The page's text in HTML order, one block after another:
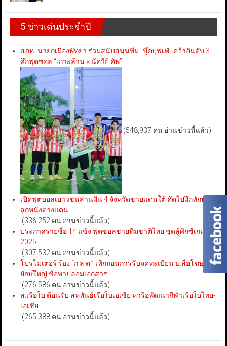
5 ข่าวเด่นประจำปี
สภท.-นายกเมืองพัทยา ร่วมสนับสนุนทีม “บุ๊คบุฟเฟ่” คว้าอันดับ 3
ศึกฟุตซอล “เกาะล้าน × นัควีย์ คัพ”
(548,937 คน อ่านข่าวนี้แล้ว)
เปิดฟุตบอลเยาวชนสานฝัน 4 จังหวัดชายแดนใต้ คัดไปฝึกทักษะ
ลูกหนังต่างแดน
(336,252 คน อ่านข่าวนี้แล้ว)
ประกาศรายชื่อ 14 แข้ง ฟุตซอลชายทีมชาติไทย ชุดสู้ศึกซีเกมส์
2025
(307,532 คน อ่านข่าวนี้แล้ว)
โปรโมเตอร์ ร้อง “ก.ล.ต.” เพิกถอนการรับจดทะเบียน บ.สื่อโฆษณา
ยักษ์ใหญ่ ข้อหาปลอมเอกสาร
(276,586 คน อ่านข่าวนี้แล้ว)
ส.เรือใบ ต้อนรับ สหพันธ์เรือใบเอเชีย หารือพัฒนากีฬาเรือใบไทย-
เอเชีย
(265,388 คน อ่านข่าวนี้แล้ว)